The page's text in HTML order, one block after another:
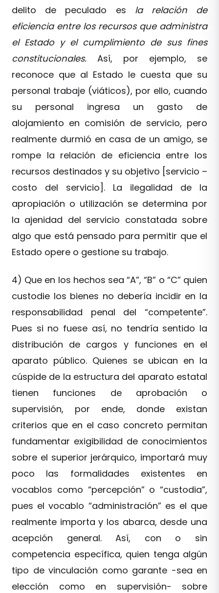
delito de peculado es la relación de
eficiencia entre los recursos que administra
el Estado y el cumplimiento de sus fines
constitucionales. Así, por ejemplo, se
reconoce que al Estado le cuesta que su
personal trabaje (viáticos), por ello, cuando
su personal ingresa un gasto de
alojamiento en comisión de servicio, pero
realmente durmió en casa de un amigo, se
rompe la relación de eficiencia entre los
recursos destinados y su objetivo [servicio –
costo del servicio]. La ilegalidad de la
apropiación o utilización se determina por
la ajenidad del servicio constatada sobre
algo que está pensado para permitir que el
Estado opere o gestione su trabajo.
4) Que en los hechos sea “A”, “B” o “C” quien
custodie los bienes no debería incidir en la
responsabilidad penal del “competente”.
Pues si no fuese así, no tendría sentido la
distribución de cargos y funciones en el
aparato público. Quienes se ubican en la
cúspide de la estructura del aparato estatal
tienen funciones de aprobación o
supervisión, por ende, donde existan
criterios que en el caso concreto permitan
fundamentar exigibilidad de conocimientos
sobre el superior jerárquico, importará muy
poco las formalidades existentes en
vocablos como “percepción” o “custodia”,
pues el vocablo “administración” es el que
realmente importa y los abarca, desde una
acepción general. Así, con o sin
competencia específica, quien tenga algún
tipo de vinculación como garante -sea en
elección como en supervisión- sobre